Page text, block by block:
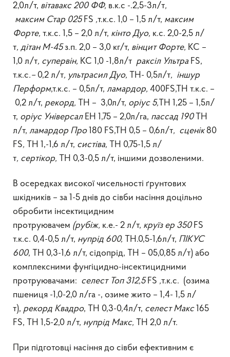
2,0л/т, вітавакс 200 ФФ, в.к.с -.2,5-3л/т,
максим Стар 025FS ,т.к.с. 1,0 – 1,5 л/т, максим
Форте, т.к.с. 1,5 – 2,0 л/т, кінто Дуо, к.с. 2,0-2,5 л/
т, дітан М-45з.п. 2,0 – 3,0 кг/т, вінцит Форте, КС –
1,0 л/т, супервін, КС 1,0 -1,8л/т раксіл УльтраFS,
т.к.с.– 0,2 л/т, ультрасил Дуо, ТН- 0,5л/т, іншур
Перформ,т.к.с. – 0,5л/т, ламардор, 400FS,TH т.к.с. –
0,2 л/т, рекорд, ТН – 3,0л/т, оріус 5,ТН 1,25 – 1,5л/
т, оріус УніверсалЕН 1,75 – 2,0л/га, пассад 190ТН
л/т, ламардор Про180 FS,TH 0,5 – 0,6л/т, сценік80
FS, ТН 1,-1,6 л/т, систіва, ТН 0,75-1,5 л/
т, сертікор, ТН 0,3-0,5 л/т, іншими дозволеними.
В осередках високої чисельності ґрунтових
шкідників – за 1-5 днів до сівби насіння доцільно
обробити інсектицидним
протруювачем (рубіж, к.е.- 2 л/т, круїз ер 350FS
т.к.с. 0,4-0,5 л/т, нупрід 600, ТН.0,5-1,6л/т, ПІКУС
600, ТН 0,3-1,6 л/т, сідопрід, ТН – 05,0,85 л/т) або
комплексними фунгіцидно-інсектицидними
протруювачами: селест Топ 312,5FS ,т.к.с. (озима
пшениця -1,0-2,0 л/га -, озиме жито – 1,4- 1,5 л/
т), рекорд Квадро, ТН 0,3-0,4л/т, селест Макс165
FS, ТН 1,5-2,0 л/т, нупрід Макс, ТН 2,0 л/т.
При підготовці насіння до сівби ефективним є